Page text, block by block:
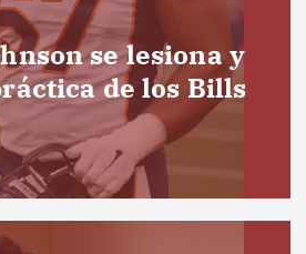
se lesiona y
de los Bills